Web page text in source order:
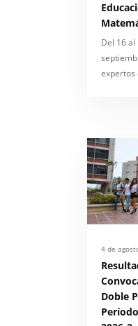
Del 16 al
expertos
4 de
Doble